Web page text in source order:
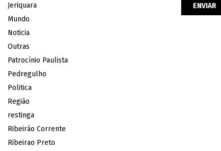
Jeriquara
Mundo
Noticia
Outras
Patrocínio Paulista
Pedregulho
Politica
Região
restinga
Ribeirão Corrente
Ribeirao Preto